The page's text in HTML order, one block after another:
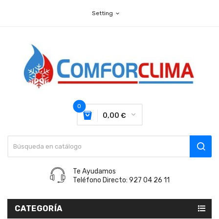
Setting expand_more
0
0,00 €
Te Ayudamos
Teléfono Directo: 927 04 26 11
CATEGORÍA